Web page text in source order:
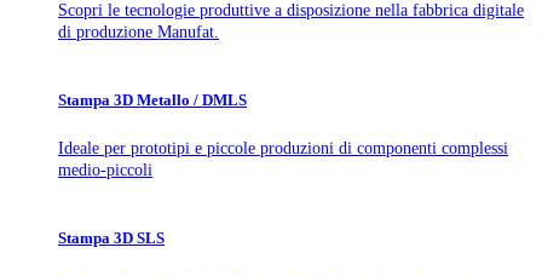
Scopri le tecnologie produttive a disposizione nella fabbrica digitale
di produzione Manufat.
Stampa 3D Metallo / DMLS
Ideale per prototipi e piccole produzioni di componenti complessi
medio-piccoli
Stampa 3D SLS